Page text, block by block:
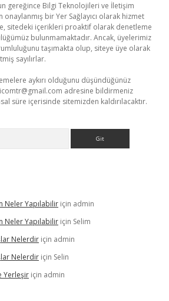
gereğince Bilgi Teknolojileri ve İletişim
onaylanmış bir Yer Sağlayıcı olarak hizmet
sitedeki içerikleri proaktif olarak denetleme
bulunmamaktadır. Ancak, üyelerimiz
taşımakta olup, siteye üye olarak
sayılırlar.
aykırı olduğunu düşündüğünüz
adresine bildirmeniz
süre içerisinde sitemizden kaldırılacaktır.
Neler Yapılabilir için admin
Neler Yapılabilir için Selim
Nelerdir için admin
Nelerdir için Selin
Yerleşir için admin